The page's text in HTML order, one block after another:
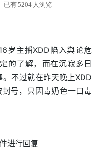
外地客户专栏
工单提交
有 5204 人浏览
岁主播XDD陷入舆论危
的了解，而在沉寂多日
不过就在昨天晚上XDD
号，只因毒奶色一口毒
进行回复